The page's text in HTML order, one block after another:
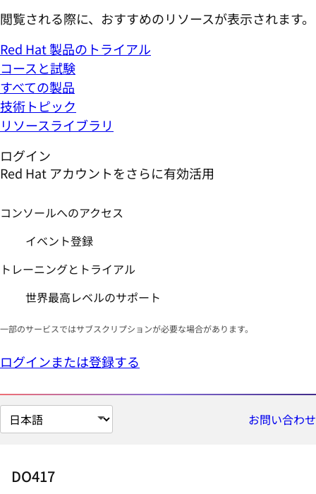
閲覧される際に、おすすめのリソースが表示されます。
Red Hat 製品のトライアル
コースと試験
すべての製品
技術トピック
リソースライブラリ
ログイン
Red Hat アカウントをさらに有効活用
コンソールへのアクセス
イベント登録
トレーニングとトライアル
世界最高レベルのサポート
一部のサービスではサブスクリプションが必要な場合があります。
ログインまたは登録する
ペ
ー
お問い合わせ
DO417